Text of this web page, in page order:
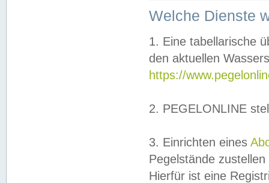
Welche Dienste
1. Eine tabellarische
den aktuellen
https://
2. PEGELONLINE
3. Einrichten eines
Pegelstände
Hierfür ist eine